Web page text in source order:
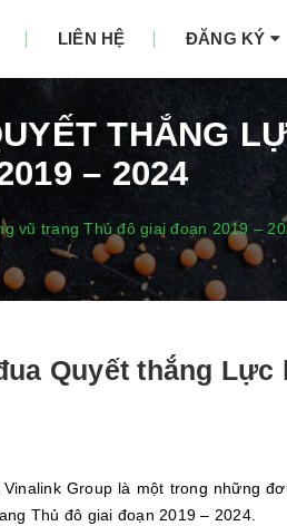
LIÊN HỆ ĐĂNG KÝ
THẮNG
– 2024
vũ trang Thủ đô giai đoạn 2019 –
Quyết thắng
Group là một trong những
Thủ đô giai đoạn 2019 – 2024.